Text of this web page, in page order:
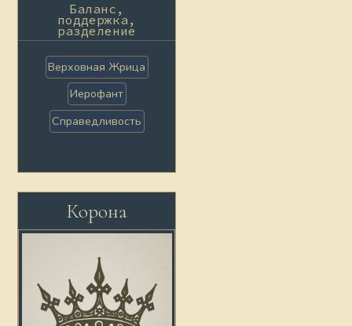
Баланс,
поддержка,
разделение
Верховная Жрица
Иерофант
Справедливость
Корона